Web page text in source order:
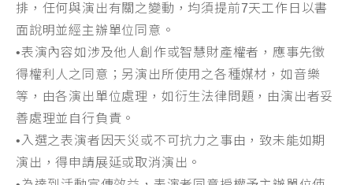
排，任何與演出有關之變動，均須提前7天工作日以書
面說明並經主辦單位同意。
•表演內容如涉及他人創作或智慧財產權者，應事先徵
得權利人之同意；另演出所使用之各種媒材，如音樂
等，由各演出單位處理，如衍生法律問題，由演出者妥
善處理並自行負責。
• 入選之表演者因天災或不可抗力之事由，致未能如期
演出，得申請展延或取消演出。